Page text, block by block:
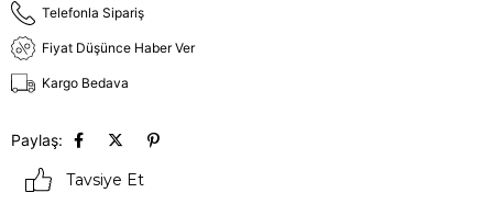
Telefonla Sipariş
Fiyat Düşünce Haber Ver
Kargo Bedava
Paylaş:
Tavsiye Et